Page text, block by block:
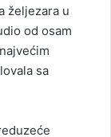
željezara u
od osam
sa